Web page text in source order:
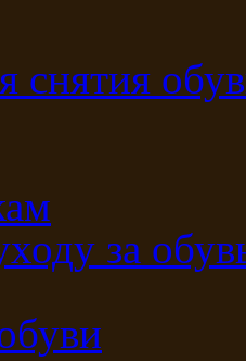
снятия
за